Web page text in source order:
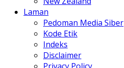
Laman
Pedoman Media Siber
Kode Etik
Indeks
Disclaimer